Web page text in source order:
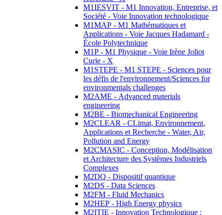
M1IESVIT - M1 Innovation, Entreprise, et
Société - Voie Innovation technologique
M1MAP - M1 Mathématiques et
Applications - Voie Jacques Hadamard -
École Polytechnique
M1P - M1 Physique - Voie Irène Joliot
Curie - X
M1STEPE - M1 STEPE - Sciences pour
les défis de l'environnement/Sciences for
environmentals challenges
M2AME - Advanced materials
engineering
M2BE - Biomechanical Engineering
M2CLEAR - CLimat, Environnement,
Applications et Recherche - Water, Air,
Pollution and Energy
M2CMASIC - Conception, Modélisation
et Architecture des Systèmes Industriels
Complexes
M2DQ - Dispositif quantique
M2DS - Data Sciences
M2FM - Fluid Mechanics
M2HEP - High Energy physics
M2ITIE - Innovation Technologique :